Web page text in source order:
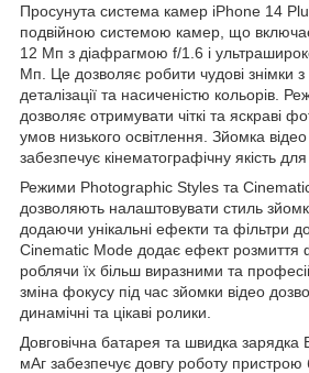
Просунута система камер iPhone 14
подвійною системою камер, що
12 Мп з діафрагмою f/1.6 і
Мп. Це дозволяє робити чудові знімки
деталізації та насиченістю кольорів.
дозволяє отримувати чіткі та яскраві
умов низького освітлення. Зйомка
забезпечує кінематографічну якість для
Режими Photographic Styles та
дозволяють налаштовувати стиль
додаючи унікальні ефекти та фільтри
Cinematic Mode додає ефект розмиття
роблячи їх більш виразними та
зміна фокусу під час зйомки відео
динамічні та цікаві ролики.
Довговічна батарея та швидка зарядка
мАг забезпечує довгу роботу пристрою